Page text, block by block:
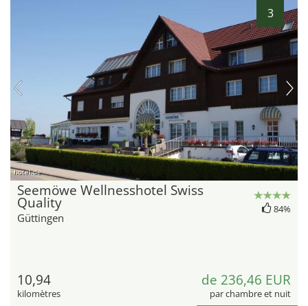
3
hotel.de
Seemöwe Wellnesshotel Swiss
Quality
Güttingen
84%
10,94
kilomètres
de 236,46 EUR
par chambre et nuit